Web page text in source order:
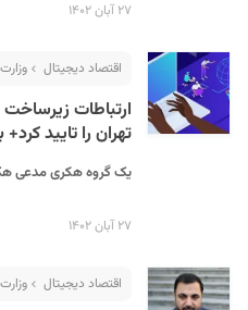
۲۷ آبان ۱۴۰۲
اقتصاد دیجیتال
تهران را تایید
یک گروه هکری مدعی
۲۷ آبان ۱۴۰۲
اقتصاد دیجیتال